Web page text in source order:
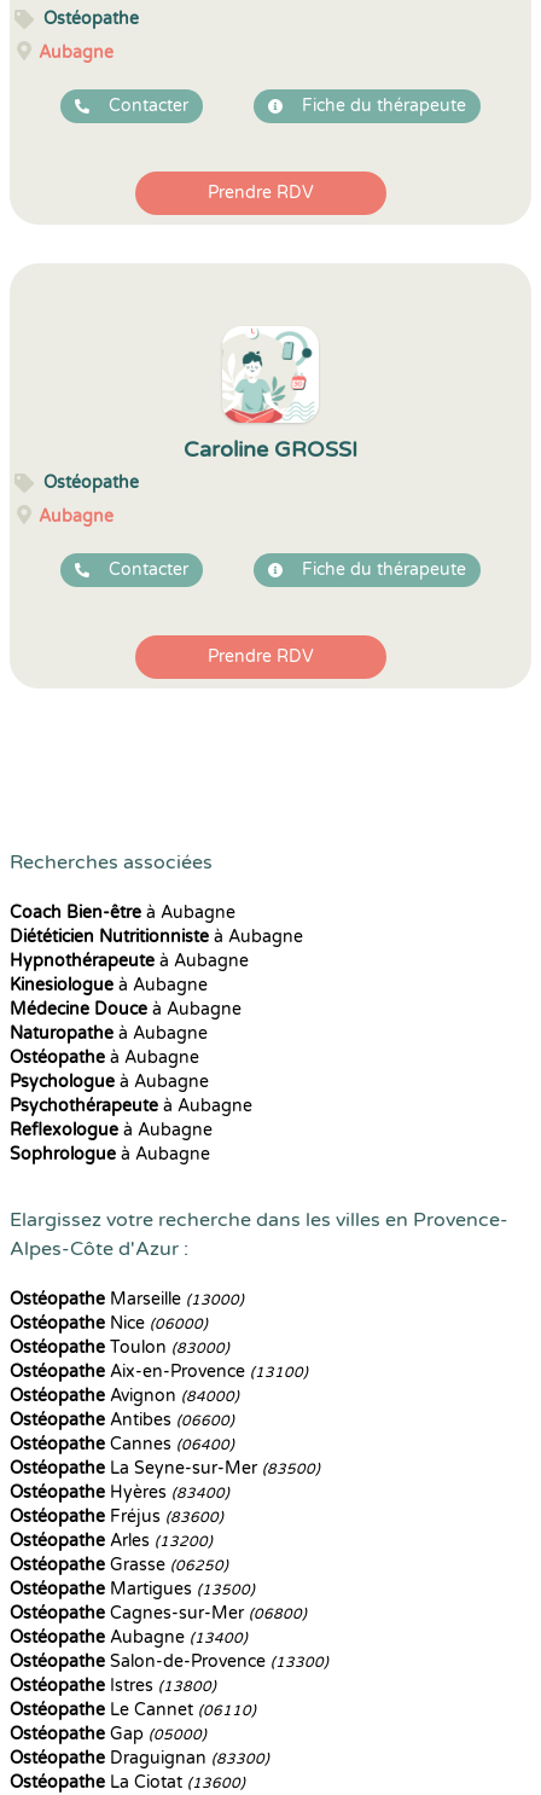
Ostéopathe
Aubagne
Contacter Fiche du thérapeute
Prendre RDV
Caroline GROSSI
Ostéopathe
Aubagne
Contacter Fiche du thérapeute
Prendre RDV
Recherches associées
Coach Bien-être à Aubagne
Diététicien Nutritionniste à Aubagne
Hypnothérapeute à Aubagne
Kinesiologue à Aubagne
Médecine Douce à Aubagne
Naturopathe à Aubagne
Ostéopathe à Aubagne
Psychologue à Aubagne
Psychothérapeute à Aubagne
Reflexologue à Aubagne
Sophrologue à Aubagne
Elargissez votre recherche dans les villes en Provence-
Alpes-Côte d'Azur :
Ostéopathe Marseille (13000)
Ostéopathe Nice (06000)
Ostéopathe Toulon (83000)
Ostéopathe Aix-en-Provence (13100)
Ostéopathe Avignon (84000)
Ostéopathe Antibes (06600)
Ostéopathe Cannes (06400)
Ostéopathe La Seyne-sur-Mer (83500)
Ostéopathe Hyères (83400)
Ostéopathe Fréjus (83600)
Ostéopathe Arles (13200)
Ostéopathe Grasse (06250)
Ostéopathe Martigues (13500)
Ostéopathe Cagnes-sur-Mer (06800)
Ostéopathe Aubagne (13400)
Ostéopathe Salon-de-Provence (13300)
Ostéopathe Istres (13800)
Ostéopathe Le Cannet (06110)
Ostéopathe Gap (05000)
Ostéopathe Draguignan (83300)
Ostéopathe La Ciotat (13600)